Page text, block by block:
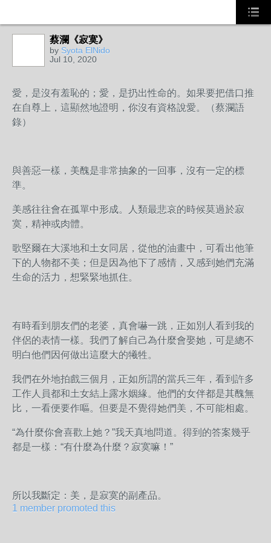
蔡瀾《寂寞》
by Syota ElNido
Jul 10, 2020
愛，是沒有羞恥的；愛，是扔出性命的。如果要把借口推
在自尊上，這顯然地證明，你沒有資格說愛。（蔡瀾語
錄）
與善惡一樣，美醜是非常抽象的一回事，沒有一定的標
準。
美感往往會在孤單中形成。人類最悲哀的時候莫過於寂
寞，精神或肉體。
歌堅爾在大溪地和土女同居，從他的油畫中，可看出他筆
下的人物都不美；但是因為他下了感情，又感到她們充滿
生命的活力，想緊緊地抓住。
有時看到朋友們的老婆，真會嚇一跳，正如別人看到我的
伴侶的表情一樣。我們了解自己為什麼會娶她，可是總不
明白他們因何做出這麼大的犧牲。
我們在外地拍戲三個月，正如所謂的當兵三年，看到許多
工作人員都和土女結上露水姻緣。他們的女伴都是其醜無
比，一看便要作嘔。但要是不覺得她們美，不可能相處。
“為什麼你會喜歡上她？”我天真地問道。得到的答案幾乎
都是一樣：“有什麼為什麼？寂寞嘛！”
所以我斷定：美，是寂寞的副產品。
1 member promoted this